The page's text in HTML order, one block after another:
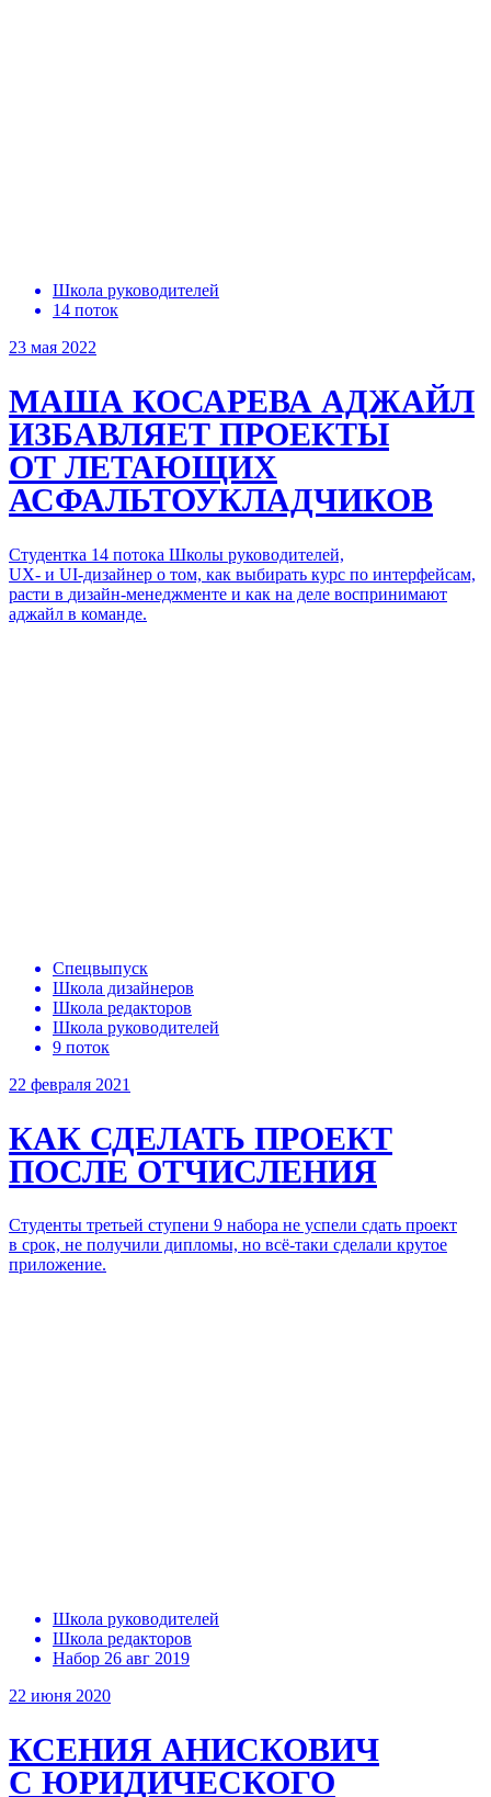
Школа руководителей
14 поток
23 мая 2022
МАША КОСАРЕВА АДЖАЙЛ
ИЗБАВЛЯЕТ ПРОЕКТЫ
ОТ ЛЕТАЮЩИХ
АСФАЛЬТОУКЛАДЧИКОВ
Студентка 14 потока Школы руководителей,
UX- и UI-дизайнер о том, как выбирать курс по интерфейсам,
расти в дизайн-менеджменте и как на деле воспринимают
аджайл в команде.
Спецвыпуск
Школа дизайнеров
Школа редакторов
Школа руководителей
9 поток
22 февраля 2021
КАК СДЕЛАТЬ ПРОЕКТ
ПОСЛЕ ОТЧИСЛЕНИЯ
Студенты третьей ступени 9 набора не успели сдать проект
в срок, не получили дипломы, но всё-таки сделали крутое
приложение.
Школа руководителей
Школа редакторов
Набор 26 авг 2019
22 июня 2020
КСЕНИЯ АНИСКОВИЧ
С ЮРИДИЧЕСКОГО